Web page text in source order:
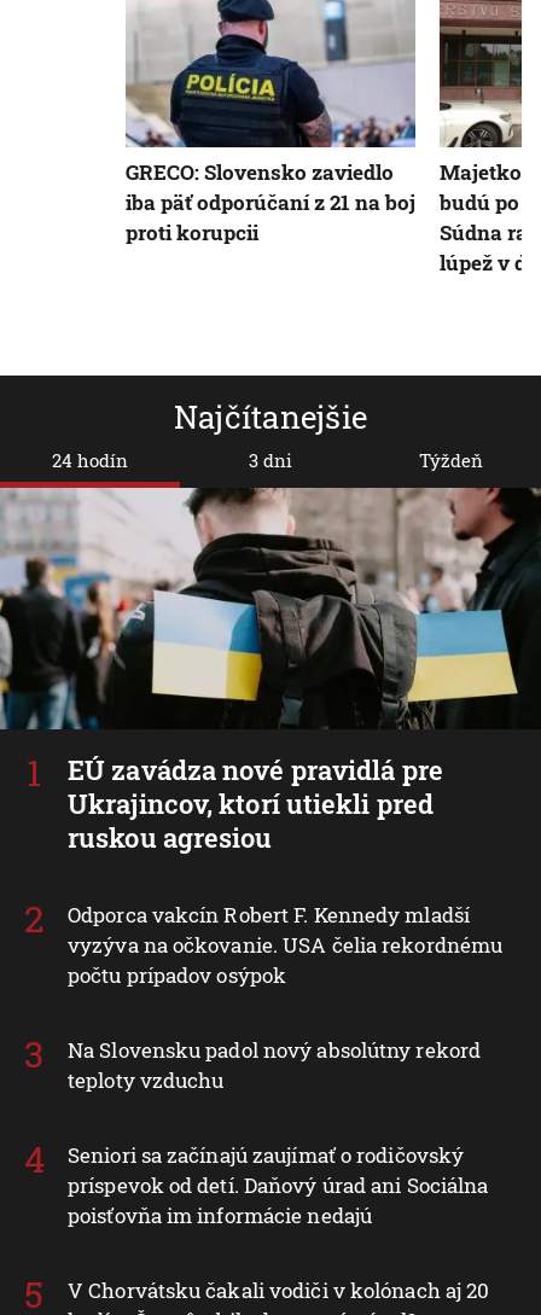
Najčítanejšie
24 hodín
EÚ zavádza nové pravidlá pre
Ukrajincov, ktorí utiekli pred
ruskou agresiou
Odporca vakcín Robert F. Kennedy mladší
vyzýva na očkovanie. USA čelia rekordnému
počtu prípadov osýpok
Na Slovensku padol nový absolútny rekord
teploty vzduchu
Seniori sa začínajú zaujímať o rodičovský
príspevok od detí. Daňový úrad ani Sociálna
poisťovňa im informácie nedajú
V Chorvátsku čakali vodiči v kolónach aj 20
3 dni Týždeň
GRECO: Slovensko zaviedlo
iba päť odporúčaní z 21 na boj
proti korupcii
budú po
Súdna
lúpež v